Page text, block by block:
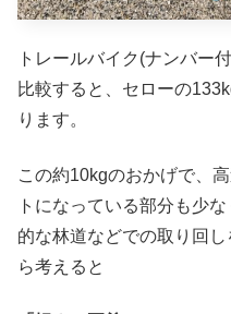
トレールバイク(ナンバー
比較すると、セローの
ります。
この約10kgのおかげで、
トになっている部分も少
的な林道などでの取り回
ら考えると